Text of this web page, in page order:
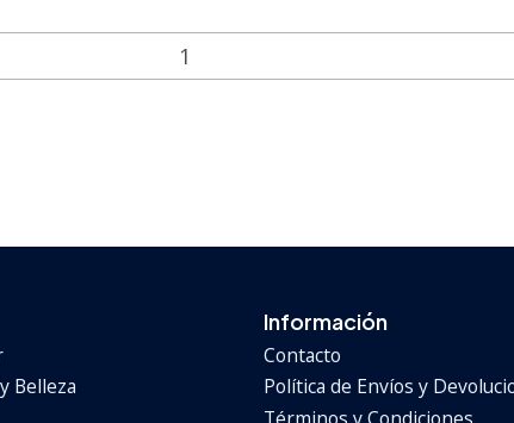
Belleza
Información
Contacto
Política de Envíos y
Términos y Condiciones